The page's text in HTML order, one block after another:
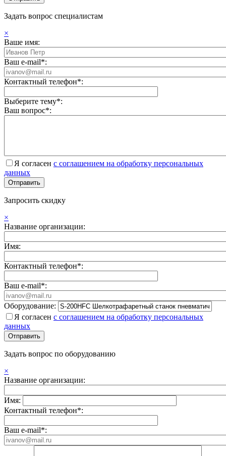
Задать вопрос специалистам
×
Ваше имя:
Ваш e-mail*:
Контактный телефон*:
Выберите тему*:
Ваш вопрос*:
Я согласен с соглашением на обработку персональных
данных
Запросить скидку
×
Название организации:
Имя:
Контактный телефон*:
Ваш e-mail*:
Оборудование:
Я согласен с соглашением на обработку персональных
данных
Задать вопрос по оборудованию
×
Название организации:
Имя:
Контактный телефон*:
Ваш e-mail*: